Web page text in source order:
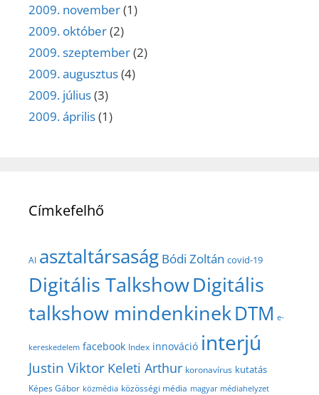
2009. november(1)
2009. október(2)
2009. szeptember(2)
2009. augusztus(4)
2009. július(3)
2009. április(1)
Címkefelhő
AI asztaltársaság Bódi Zoltán covid-19
Digitális TalkshowDigitális
talkshow mindenkinekDTM e-
kereskedelem facebook Index innováció interjú
Justin Viktor Keleti Arthur koronavírus kutatás
Képes Gábor közmédia közösségi média magyar médiahelyzet